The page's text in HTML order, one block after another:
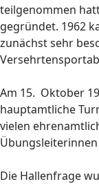
teilgenommen
gegründet. 1962
zunächst sehr
Am 15. Oktober
hauptamtliche
vielen
Die Hallenfrage